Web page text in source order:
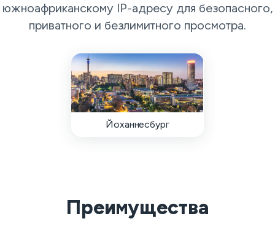
южноафриканскому IP-адресу для безопасного,
приватного и безлимитного просмотра.
Йоханнесбург
Преимущества